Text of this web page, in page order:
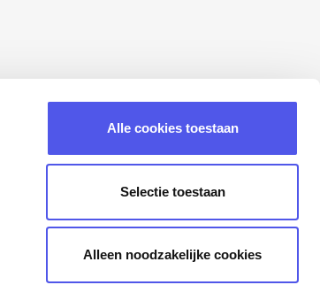
Alle cookies toestaan
Selectie toestaan
Alleen noodzakelijke cookies